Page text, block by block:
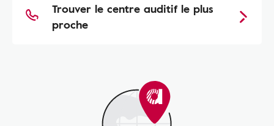
Trouver le centre auditif le plus
proche